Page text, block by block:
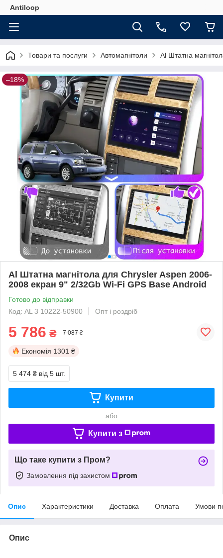
Antiloop
Товари та послуги Автомагнітоли Al Штатна
–18%
Al Штатна магнітола для Chrysler Aspen 2006-
2008 екран 9" 2/32Gb Wi-Fi GPS Base Android
Готово до відправки
Код: AL 3 10222-50900
Опт і роздріб
5 786 ₴ 7 087 ₴
Економія 1301 ₴
5 474 ₴ від 5 шт.
Купити
або
Купити з
Що таке купити з Пром?
Замовлення під захистом
Опис Характеристики Доставка Оплата Умови
Опис